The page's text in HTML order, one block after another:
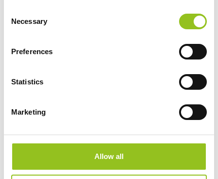
Selection
Necessary
Preferences
Statistics
Marketing
Allow all
impianto di fresatura ROBOTOR ONE-L.
"TOR ART 2021" Progetto cofinanziato dal Fondo
Azione 3.1.1 a3 - Aiuti al contrasto e contenimento
dell'emergenza epidemiologica COVID 19 Fondo
14508.17092020.172002163